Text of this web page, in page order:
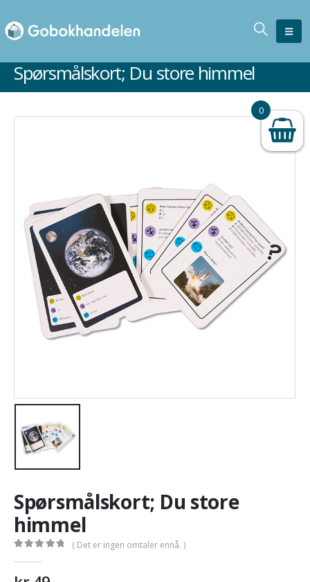
Spørsmålskort; Du store himmel
Spørsmålskort; Du store
himmel
( Det er ingen omtaler ennå. )
0